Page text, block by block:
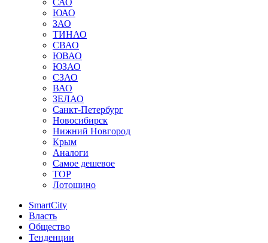
САО
ЮАО
ЗАО
ТИНАО
СВАО
ЮВАО
ЮЗАО
СЗАО
ВАО
ЗЕЛАО
Санкт-Петербург
Новосибирск
Нижний Новгород
Крым
Аналоги
Самое дешевое
TOP
Лотошино
SmartCity
Власть
Общество
Тенденции